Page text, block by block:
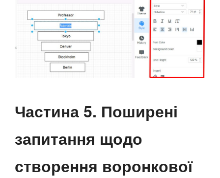
Частина 5. Поширені
запитання щодо
створення воронкової